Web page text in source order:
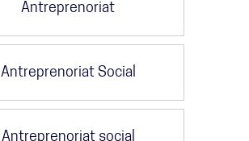
Antreprenoriat
Antreprenoriat Social
Antreprenoriat social